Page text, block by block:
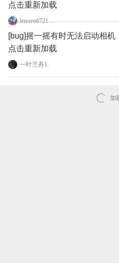
点击重新加载
lenovo67217151
[bug]摇一摇有时无法启动相机
点击重新加载
一叶兰舟1
加